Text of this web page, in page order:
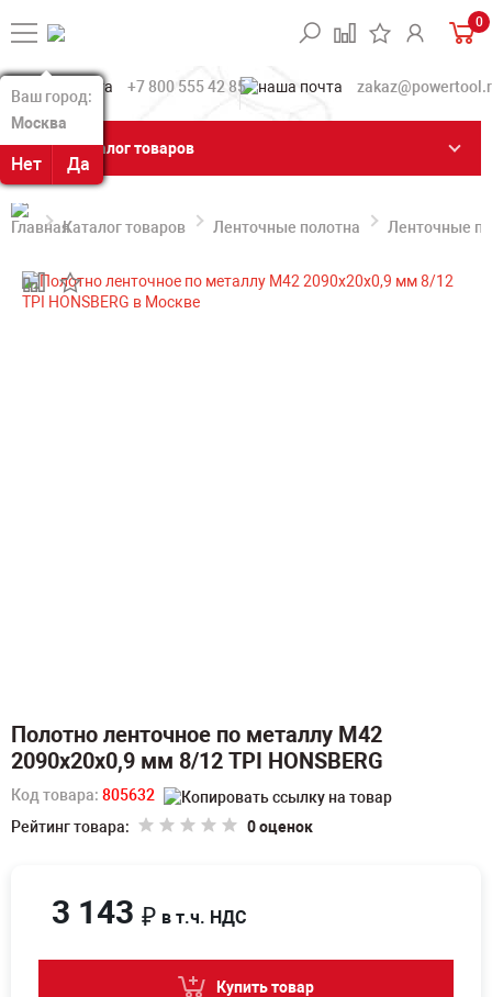
Ваш город:
Москва
Нет Да
Ваш город:
Москва
Нет Да
0
+7 800 555 42 85
Каталог товаров
Каталог товаров Ленточные полотна Ленточные
Полотно ленточное по металлу M42
2090х20х0,9 мм 8/12 TPI HONSBERG
Код товара: 805632
Рейтинг товара:
0 оценок
3 143 ₽ в т.ч. НДС
Купить товар